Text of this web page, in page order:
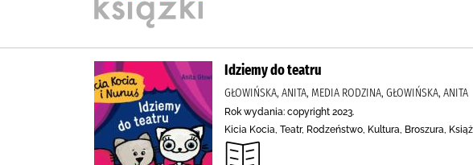
Idziemy do teatru
GŁOWIŃSKA, ANITA, MEDIA RODZINA, GŁOWIŃSKA, ANITA
Rok wydania: copyright 2023.
Kicia Kocia, Teatr, Rodzeństwo, Kultura, Broszura,